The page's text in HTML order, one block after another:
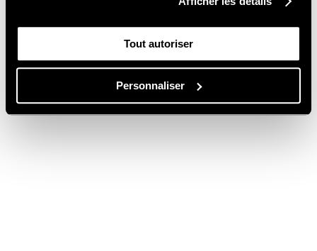
Tout autoriser
Personnaliser